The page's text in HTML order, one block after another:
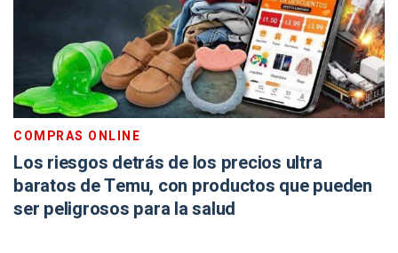
COMPRAS ONLINE
Los riesgos detrás de los precios ultra
baratos de Temu, con productos que pueden
ser peligrosos para la salud